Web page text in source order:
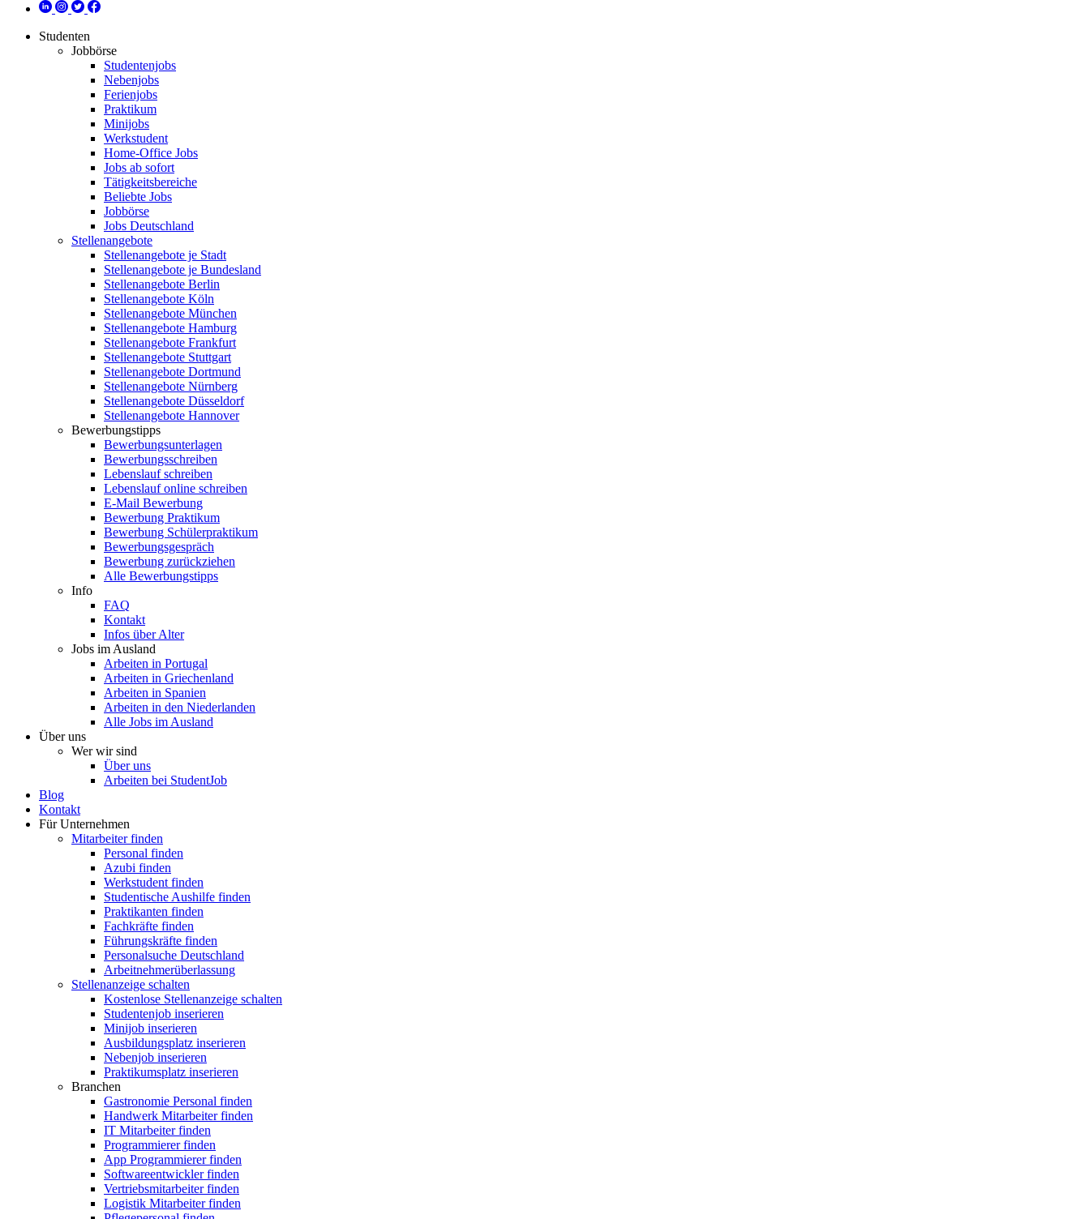
Studenten
Jobbörse
Studentenjobs
Nebenjobs
Ferienjobs
Praktikum
Minijobs
Werkstudent
Home-Office Jobs
Jobs ab sofort
Tätigkeitsbereiche
Beliebte Jobs
Jobbörse
Jobs Deutschland
Stellenangebote
Stellenangebote je Stadt
Stellenangebote je Bundesland
Stellenangebote Berlin
Stellenangebote Köln
Stellenangebote München
Stellenangebote Hamburg
Stellenangebote Frankfurt
Stellenangebote Stuttgart
Stellenangebote Dortmund
Stellenangebote Nürnberg
Stellenangebote Düsseldorf
Stellenangebote Hannover
Bewerbungstipps
Bewerbungsunterlagen
Bewerbungsschreiben
Lebenslauf schreiben
Lebenslauf online schreiben
E-Mail Bewerbung
Bewerbung Praktikum
Bewerbung Schülerpraktikum
Bewerbungsgespräch
Bewerbung zurückziehen
Alle Bewerbungstipps
Info
FAQ
Kontakt
Infos über Alter
Jobs im Ausland
Arbeiten in Portugal
Arbeiten in Griechenland
Arbeiten in Spanien
Arbeiten in den Niederlanden
Alle Jobs im Ausland
Über uns
Wer wir sind
Über uns
Arbeiten bei StudentJob
Blog
Kontakt
Für Unternehmen
Mitarbeiter finden
Personal finden
Azubi finden
Werkstudent finden
Studentische Aushilfe finden
Praktikanten finden
Fachkräfte finden
Führungskräfte finden
Personalsuche Deutschland
Arbeitnehmerüberlassung
Stellenanzeige schalten
Kostenlose Stellenanzeige schalten
Studentenjob inserieren
Minijob inserieren
Ausbildungsplatz inserieren
Nebenjob inserieren
Praktikumsplatz inserieren
Branchen
Gastronomie Personal finden
Handwerk Mitarbeiter finden
IT Mitarbeiter finden
Programmierer finden
App Programmierer finden
Softwareentwickler finden
Vertriebsmitarbeiter finden
Logistik Mitarbeiter finden